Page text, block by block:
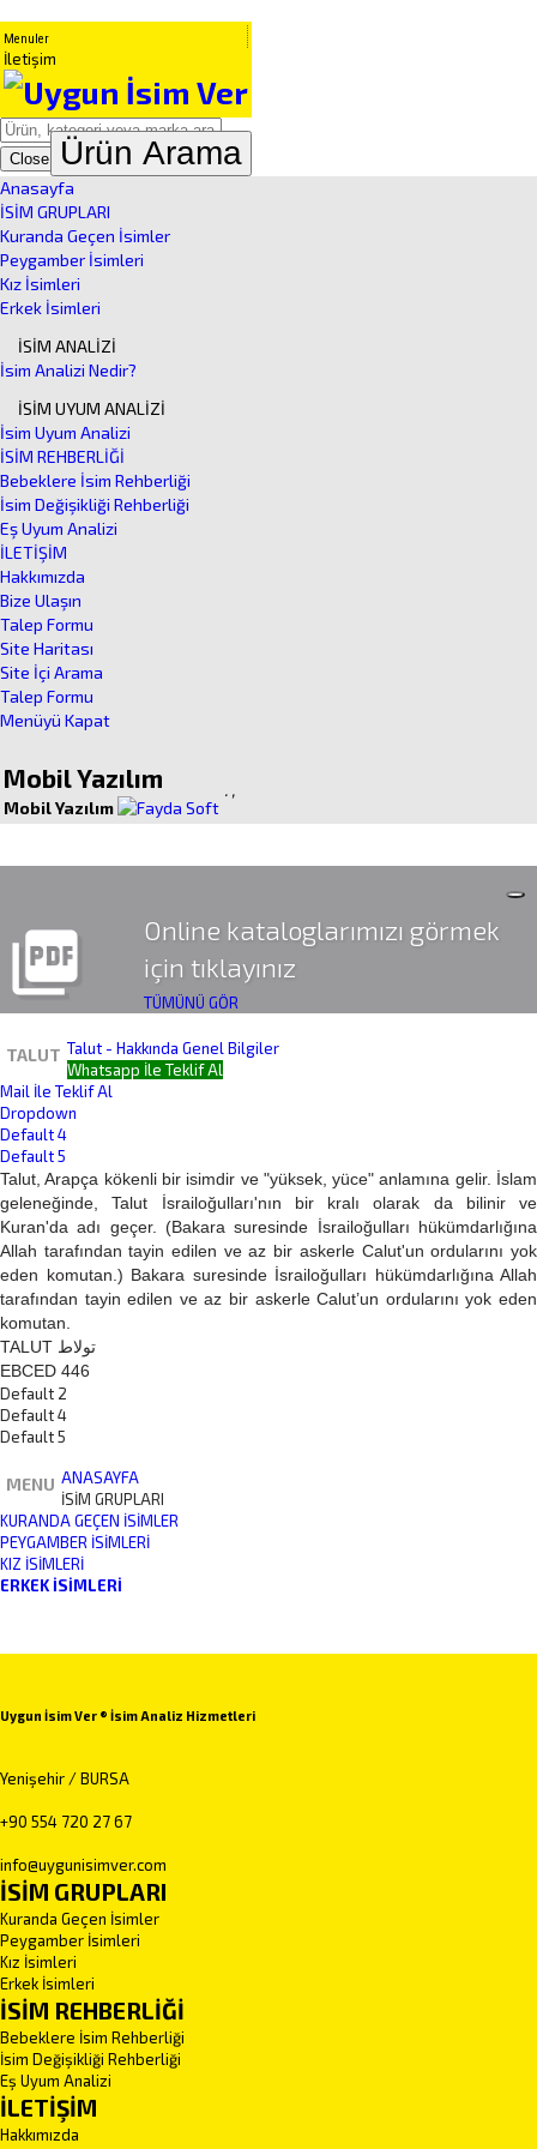
Menuler
İletişim
Close Ürün Arama
Anasayfa
İSİM GRUPLARI
Kuranda Geçen İsimler
Peygamber İsimleri
Kız İsimleri
Erkek İsimleri
İSİM ANALİZİ
İsim Analizi Nedir?
İSİM UYUM ANALİZİ
İsim Uyum Analizi
İSİM REHBERLİĞİ
Bebeklere İsim Rehberliği
İsim Değişikliği Rehberliği
Eş Uyum Analizi
İLETİŞİM
Hakkımızda
Bize Ulaşın
Talep Formu
Site Haritası
Site İçi Arama
Talep Formu
Menüyü Kapat
Mobil Yazılım
Mobil Yazılım
. ,
picture_as_pdf
Online kataloglarımızı görmek
için tıklayınız
TÜMÜNÜ GÖR
TALUT Talut - Hakkında Genel Bilgiler
Whatsapp İle Teklif Al
Mail İle Teklif Al
Dropdown
Default 4
Default 5
Talut, Arapça kökenli bir isimdir ve "yüksek, yüce" anlamına gelir. İslam
geleneğinde, Talut İsrailoğulları'nın bir kralı olarak da bilinir ve
Kuran'da adı geçer. (Bakara suresinde İsrailoğulları hükümdarlığına
Allah tarafından tayin edilen ve az bir askerle Calut'un ordularını yok
eden komutan.) Bakara suresinde İsrailoğulları hükümdarlığına Allah
tarafından tayin edilen ve az bir askerle Calut’un ordularını yok eden
komutan.
TALUT تولاط
EBCED 446
Default 2
Default 4
Default 5
MENU ANASAYFA
İSİM GRUPLARI
KURANDA GEÇEN İSIMLER
PEYGAMBER İSIMLERI
KIZ İSIMLERI
ERKEK İSIMLERI
Uygun İsim Ver ® İsim Analiz Hizmetleri
Yenişehir / BURSA
+90 554 720 27 67
info@uygunisimver.com
İSİM GRUPLARI
Kuranda Geçen İsimler
Peygamber İsimleri
Kız İsimleri
Erkek İsimleri
İSİM REHBERLİĞİ
Bebeklere İsim Rehberliği
İsim Değişikliği Rehberliği
Eş Uyum Analizi
İLETİŞİM
Hakkımızda